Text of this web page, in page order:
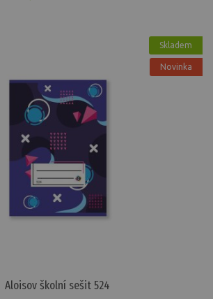
Skladem
Novinka
Aloisov školní sešit 524